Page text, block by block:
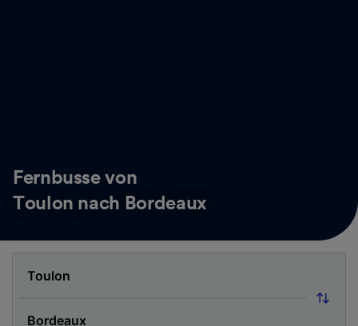
Fernbusse von
Toulon nach Bordeaux